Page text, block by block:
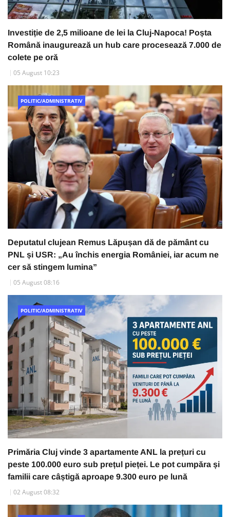
Investiție de 2,5 milioane de lei la Cluj-Napoca! Poșta
Română inaugurează un hub care procesează 7.000 de
colete pe oră
05 August 10:23
POLITIC/ADMINISTRATIV
Deputatul clujean Remus Lăpușan dă de pământ cu
PNL și USR: „Au închis energia României, iar acum ne
cer să stingem lumina”
05 August 08:16
POLITIC/ADMINISTRATIV
Primăria Cluj vinde 3 apartamente ANL la prețuri cu
peste 100.000 euro sub prețul pieței. Le pot cumpăra și
familii care câștigă aproape 9.300 euro pe lună
02 August 08:32